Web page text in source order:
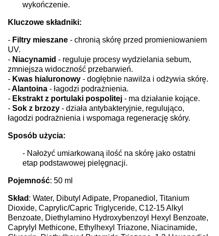
wykończenie.
Kluczowe składniki:
- Filtry mieszane - chronią skórę przed promieniowaniem
UV.
- Niacynamid - reguluje procesy wydzielania sebum,
zmniejsza widoczność przebarwień.
- Kwas hialuronowy - dogłębnie nawilża i odżywia skórę.
-Alantoina - łagodzi podrażnienia.
- Ekstrakt z portulaki pospolitej - ma działanie kojące.
- Sok z brzozy - działa antybakteryjnie, regulująco,
łagodzi podrażnienia i wspomaga regenerację skóry.
Sposób użycia:
- Nałożyć umiarkowaną ilość na skórę jako ostatni
etap podstawowej pielęgnacji.
Pojemność: 50 ml
Skład : Water, Dibutyl Adipate, Propanediol, Titanium
Dioxide, Caprylic/Capric Triglyceride, C12-15 Alkyl
Benzoate, Diethylamino Hydroxybenzoyl Hexyl Benzoate,
Caprylyl Methicone, Ethylhexyl Triazone, Niacinamide,